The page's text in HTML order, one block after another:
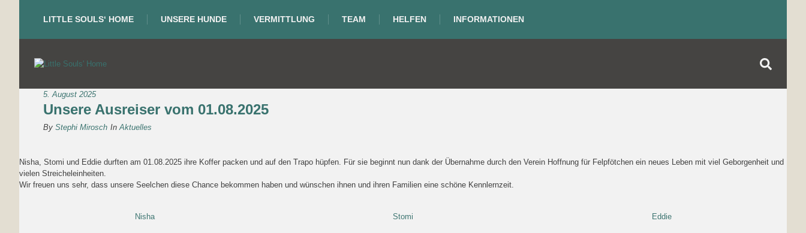
LITTLE SOULS‘ HOME UNSERE HUNDE VERMITTLUNG TEAM HELFEN INFORMATIONEN
5. August 2025
Unsere Ausreiser vom 01.08.2025
By Stephi Mirosch InAktuelles
Nisha, Stomi und Eddie durften am 01.08.2025 ihre Koffer packen und auf den Trapo hüpfen. Für sie beginnt nun dank der Übernahme durch den Verein Hoffnung für Felpfötchen ein neues Leben mit viel Geborgenheit und
vielen Streicheleinheiten.
Wir freuen uns sehr, dass unsere Seelchen diese Chance bekommen haben und wünschen ihnen und ihren Familien eine schöne Kennlernzeit.
Nisha Stomi Eddie